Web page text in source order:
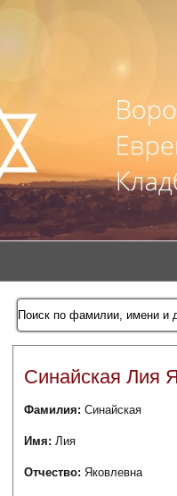
Синайская Лия
Фамилия:Синайская
Имя:Лия
Отчество:Яковлевна